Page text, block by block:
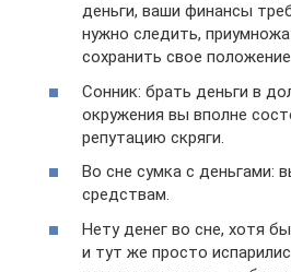
деньги, ваши финансы
нужно следить,
сохранить свое
Сонник: брать деньги в
окружения вы вполне
репутацию скряги.
Во сне сумка с деньгами:
средствам.
Нету денег во сне, хотя
и тут же просто